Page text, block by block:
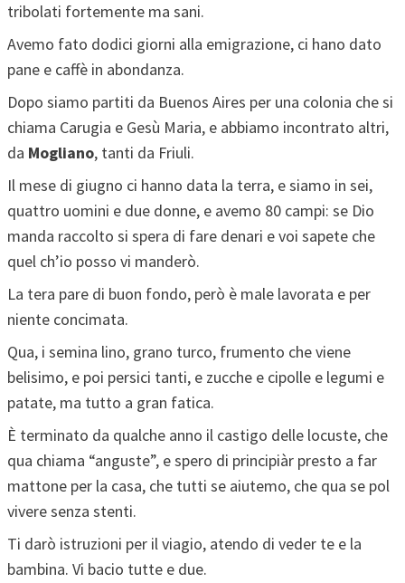
tribolati fortemente ma sani.
Avemo fato dodici giorni alla emigrazione, ci hano dato
pane e caffè in abondanza.
Dopo siamo partiti da Buenos Aires per una colonia che si
chiama Carugia e Gesù Maria, e abbiamo incontrato altri,
da Mogliano, tanti da Friuli.
Il mese di giugno ci hanno data la terra, e siamo in sei,
quattro uomini e due donne, e avemo 80 campi: se Dio
manda raccolto si spera di fare denari e voi sapete che
quel ch’io posso vi manderò.
La tera pare di buon fondo, però è male lavorata e per
niente concimata.
Qua, i semina lino, grano turco, frumento che viene
belisimo, e poi persici tanti, e zucche e cipolle e legumi e
patate, ma tutto a gran fatica.
È terminato da qualche anno il castigo delle locuste, che
qua chiama “anguste”, e spero di principiàr presto a far
mattone per la casa, che tutti se aiutemo, che qua se pol
vivere senza stenti.
Ti darò istruzioni per il viagio, atendo di veder te e la
bambina. Vi bacio tutte e due.